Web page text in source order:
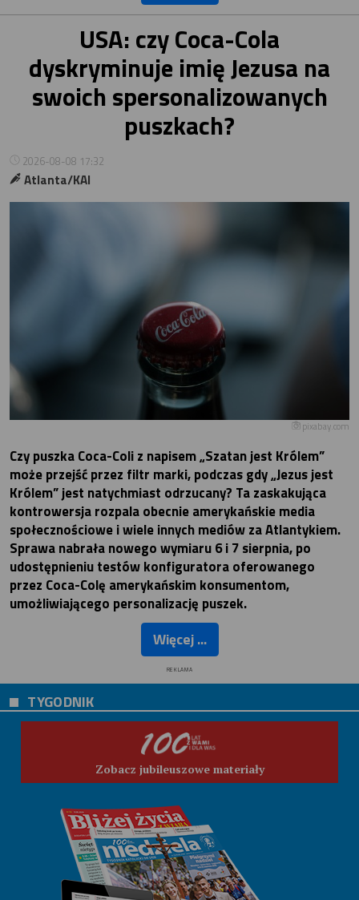
USA: czy Coca-Cola
dyskryminuje imię Jezusa na
swoich spersonalizowanych
puszkach?
2026-08-08 17:32
Atlanta/KAI
pixabay.com
Czy puszka Coca-Coli z napisem „Szatan jest Królem”
może przejść przez filtr marki, podczas gdy „Jezus jest
Królem” jest natychmiast odrzucany? Ta zaskakująca
kontrowersja rozpala obecnie amerykańskie media
społecznościowe i wiele innych mediów za Atlantykiem.
Sprawa nabrała nowego wymiaru 6 i 7 sierpnia, po
udostępnieniu testów konfiguratora oferowanego
przez Coca-Colę amerykańskim konsumentom,
umożliwiającego personalizację puszek.
Więcej ...
REKLAMA
TYGODNIK
Zobacz jubileuszowe materiały